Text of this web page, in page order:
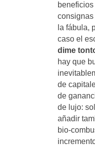
consignas
la fábula,
caso el
dime
hay que
de
de
de lujo:
añadir
bio-